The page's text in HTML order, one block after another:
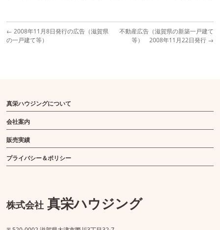
← 2008年11月8日発行の広告（滋賀県
の一戸建て等）
不動産広告（滋賀県の新築一戸建て
等） 2008年11月22日発行 →
真栄ハウジングについて
会社案内
販売実績
プライバシー＆ポリシー
株式会社 真栄ハウジング